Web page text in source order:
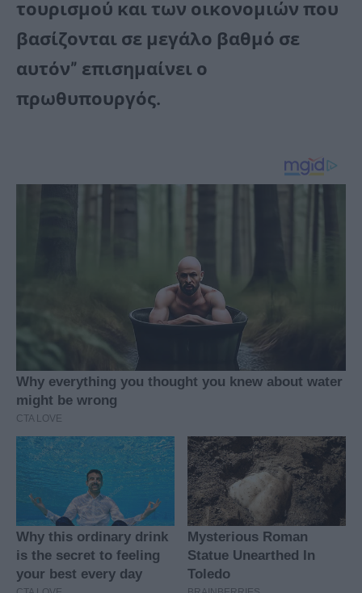
τουρισμού και των οικονομιών που
βασίζονται σε μεγάλο βαθμό σε
αυτόν” επισημαίνει ο
πρωθυπουργός.